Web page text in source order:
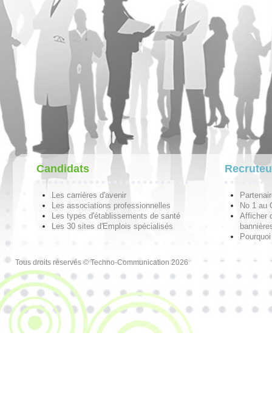
Candidats
Les carrières d'avenir
Les associations professionnelles
Les types d'établissements de santé
Les 30 sites d'Emplois spécialisés
No 1 au
Afficher
Tous droits réservés © Techno-Communication 2026